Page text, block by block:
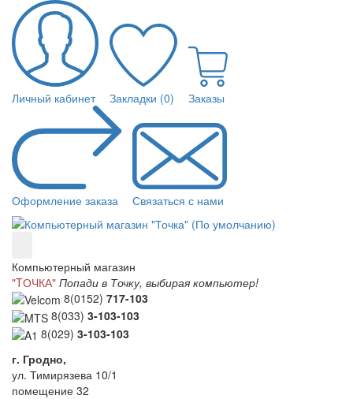
Личный кабинет Закладки (0) Заказы
Оформление заказа Связаться с нами
Компьютерный магазин
"TОЧКА" Попади в Точку, выбирая компьютер!
8(0152) 717-103
8(033) 3-103-103
8(029) 3-103-103
г. Гродно,
ул. Тимирязева 10/1
помещение 32